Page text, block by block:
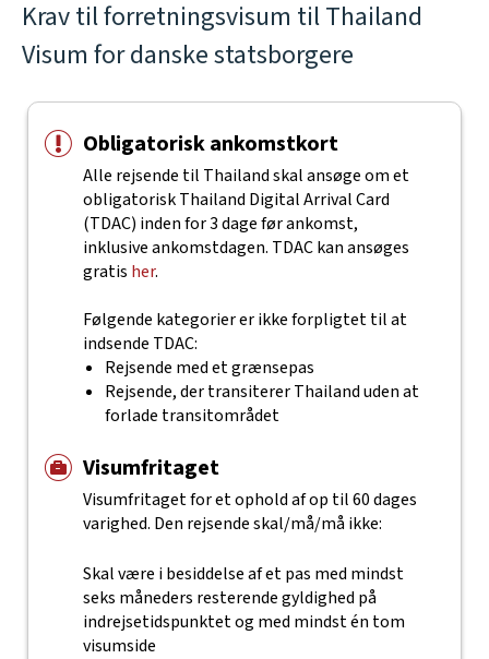
Krav til forretningsvisum til Thailand
Visum for danske statsborgere
Obligatorisk ankomstkort
Alle rejsende til Thailand skal ansøge om et
obligatorisk Thailand Digital Arrival Card
(TDAC) inden for 3 dage før ankomst,
inklusive ankomstdagen. TDAC kan ansøges
gratis her.
Følgende kategorier er ikke forpligtet til at
indsende TDAC:
Rejsende med et grænsepas
Rejsende, der transiterer Thailand uden at
forlade transitområdet
Visumfritaget
Visumfritaget for et ophold af op til 60 dages
varighed. Den rejsende skal/må/må ikke:
Skal være i besiddelse af et pas med mindst
seks måneders resterende gyldighed på
indrejsetidspunktet og med mindst én tom
visumside